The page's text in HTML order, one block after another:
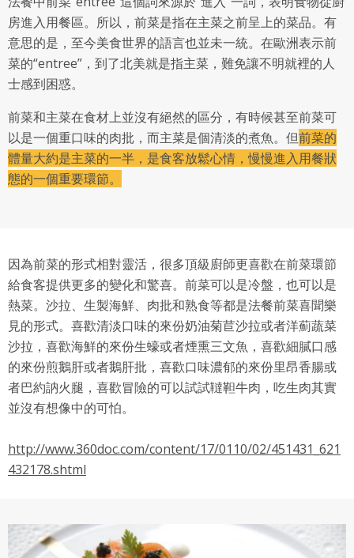
房進入用餐區。所以，前菜是指在主菜之前呈上的菜品。有
意思的是，至今美食世界的語言也並未一統。在歐洲表示前
菜的“entree”，到了北美就是指主菜，難免讓不明就裡的人
士感到困惑。
前菜和主菜在食材上並沒有絕然的區分，有時候甚至前菜可
以是一個重口味的肉批，而主菜是個清淡的煮魚。但前菜的
體量大約是主菜的一半，是食客放鬆心情，慢慢進入用餐狀
態的一個重要環節。
因為前菜的形式相對靈活，很多頂級廚師更喜歡在前菜環節
給食客提供更多的變化和驚喜。前菜可以是冷盤，也可以是
熱菜。沙拉、生製海鮮、肉批和熟食等都是法餐前菜喜聞樂
見的形式。喜歡清淡口味的來份奶油菊苣沙拉或者洋薊蔬菜
沙拉，喜歡海鮮的來份生蠔或者煙熏三文魚，喜歡細膩口感
的來份煎鵝肝或者鵝肝批，喜歡口味濃郁的來份里昂香腸或
者巴約訥火腿，喜歡冒險的可以試試韃靼牛肉，吃生肉其實
並沒有想像中的可怕。
http://www.360doc.com/content/17/0110/02/451431_621
432178.shtml
使用 Google 帳號登入
系統表示您同意會員合約：
一、定義條款